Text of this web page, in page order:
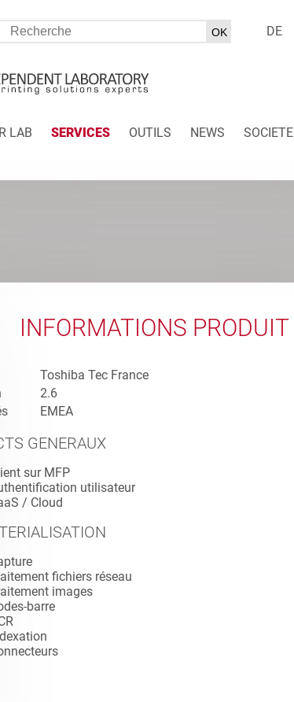
DE
LAB SERVICES OUTILS NEWS SOCIETE
INFORMATIONS PRODUIT
Toshiba Tec France
2.6
EMEA
GENERAUX
sur MFP
utilisateur
/ Cloud
fichiers réseau
images
barre